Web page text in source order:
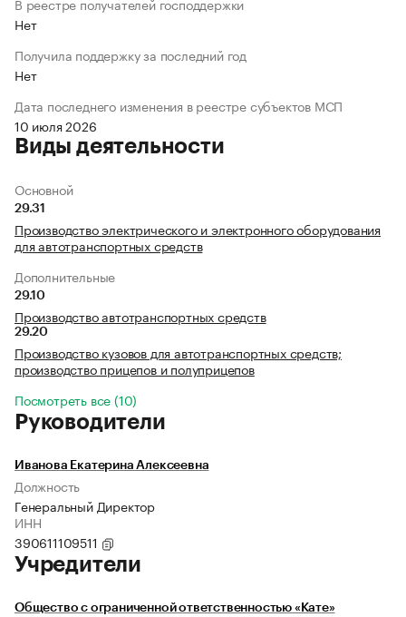
В реестре получателей господдержки
Нет
Получила поддержку за последний год
Нет
Дата последнего изменения в реестре субъектов МСП
10 июля 2026
Виды деятельности
Основной
29.31
Производство электрического и электронного оборудования
для автотранспортных средств
Дополнительные
29.10
Производство автотранспортных средств
29.20
Производство кузовов для автотранспортных средств;
производство прицепов и полуприцепов
Посмотреть все (10)
Руководители
Иванова Екатерина Алексеевна
Должность
Генеральный Директор
ИНН
390611109511
Учредители
Общество с ограниченной ответственностью «Кате»